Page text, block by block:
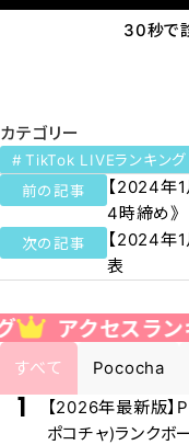
30秒で
カテゴリー
TikTok LIVEランキング
前の記事
【2024年
4時締め》
次の記事
【2024年
表
スランキング
すべて Pococha
1
【2026年最新版
ポコチャ)ランクボ